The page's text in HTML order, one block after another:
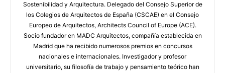
Sostenibilidad y Arquitectura. Delegado del Consejo Superior de
los Colegios de Arquitectos de España (CSCAE) en el Consejo
Europeo de Arquitectos, Architects Council of Europe (ACE).
Socio fundador en MADC Arquitectos, compañía establecida en
Madrid que ha recibido numerosos premios en concursos
nacionales e internacionales. Investigador y profesor
universitario, su filosofía de trabajo y pensamiento teórico han